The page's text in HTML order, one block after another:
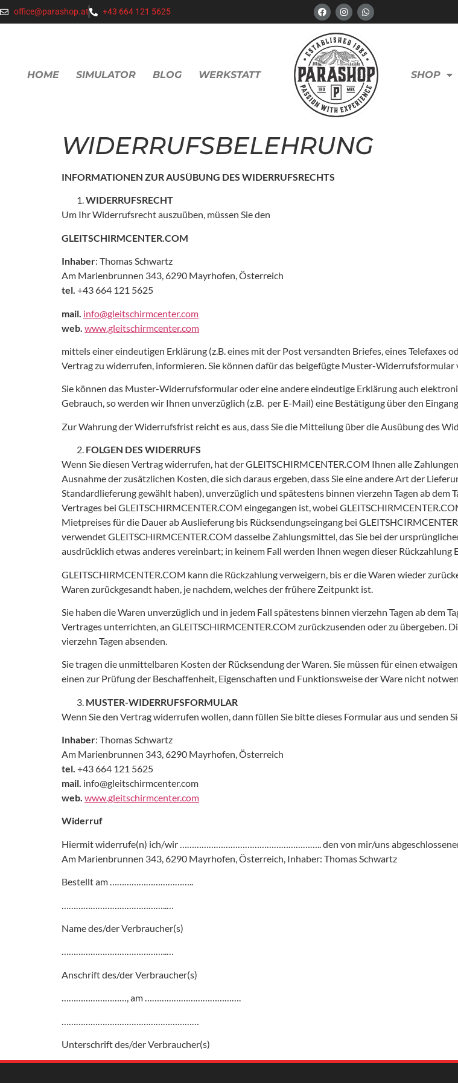
office@parashop.at +43 664 121 5625
HOME SIMULATOR BLOG WERKSTATT SHOP
WIDERRUFSBELEHRUNG
INFORMATIONEN ZUR AUSÜBUNG DES WIDERRUFSRECHTS
WIDERRUFSRECHT
Um Ihr Widerrufsrecht auszuüben, müssen Sie den
GLEITSCHIRMCENTER.COM
Inhaber: Thomas Schwartz
Am Marienbrunnen 343, 6290 Mayrhofen, Österreich
tel. +43 664 121 5625
mail. info@gleitschirmcenter.com
web. www.gleitschirmcenter.com
mittels einer eindeutigen Erklärung (z.B. eines mit der Post versandten Briefes, eines Telefaxes
Vertrag zu widerrufen, informieren. Sie können dafür das beigefügte Muster-
Sie können das Muster-Widerrufsformular oder eine andere eindeutige Erklärung auch
Gebrauch, so werden wir Ihnen unverzüglich (z.B. per E-Mail) eine Bestätigung über den
Zur Wahrung der Widerrufsfrist reicht es aus, dass Sie die Mitteilung über die Ausübung des
FOLGEN DES WIDERRUFS
Wenn Sie diesen Vertrag widerrufen, hat der GLEITSCHIRMCENTER.COM Ihnen alle
Ausnahme der zusätzlichen Kosten, die sich daraus ergeben, dass Sie eine andere Art der
Standardlieferung gewählt haben), unverzüglich und spätestens binnen vierzehn Tagen ab
Vertrages bei GLEITSCHIRMCENTER.COM eingegangen ist, wobei
Mietpreises für die Dauer ab Auslieferung bis Rücksendungseingang bei
verwendet GLEITSCHIRMCENTER.COM dasselbe Zahlungsmittel, das Sie bei der
ausdrücklich etwas anderes vereinbart; in keinem Fall werden Ihnen wegen dieser Rückzahlung
GLEITSCHIRMCENTER.COM kann die Rückzahlung verweigern, bis er die Waren wieder
Waren zurückgesandt haben, je nachdem, welches der frühere Zeitpunkt ist.
Sie haben die Waren unverzüglich und in jedem Fall spätestens binnen vierzehn Tagen ab dem
Vertrages unterrichten, an GLEITSCHIRMCENTER.COM zurückzusenden oder zu übergeben.
vierzehn Tagen absenden.
Sie tragen die unmittelbaren Kosten der Rücksendung der Waren. Sie müssen für einen
einen zur Prüfung der Beschaffenheit, Eigenschaften und Funktionsweise der Ware nicht
MUSTER-WIDERRUFSFORMULAR
Wenn Sie den Vertrag widerrufen wollen, dann füllen Sie bitte dieses Formular aus und senden
Inhaber: Thomas Schwartz
Am Marienbrunnen 343, 6290 Mayrhofen, Österreich
tel. +43 664 121 5625
mail. info@gleitschirmcenter.com
web. www.gleitschirmcenter.com
Widerruf
Hiermit widerrufe(n) ich/wir ………………………………………………….. den von mir/uns abgeschlossenen
Am Marienbrunnen 343, 6290 Mayrhofen, Österreich, Inhaber: Thomas Schwartz
Bestellt am ……………………………..
Name des/der Verbraucher(s)
……………………………………..…
Anschrift des/der Verbraucher(s)
………………………, am ………………………………….
Unterschrift des/der Verbraucher(s)